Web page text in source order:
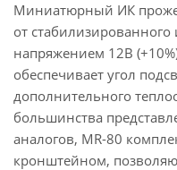
Миниатюрный ИК
от
напряжением 12В
обеспечивает угол
дополнительного
большинства
аналогов, МR-80
кронштейном,